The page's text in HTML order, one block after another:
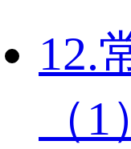
12.
（1